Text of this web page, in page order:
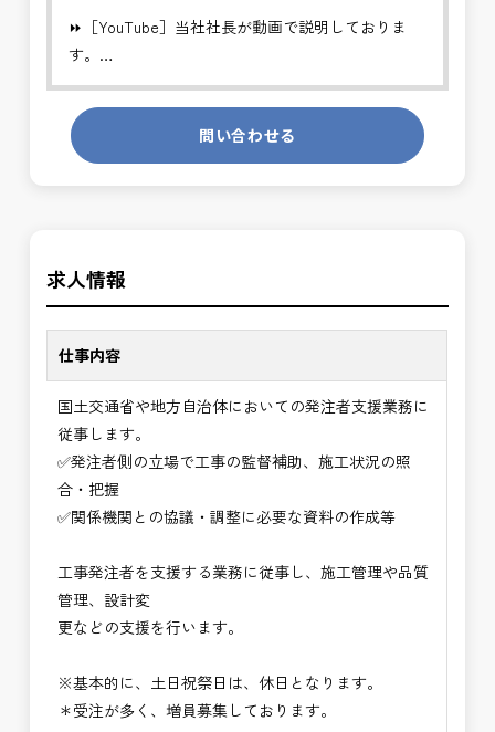
質管理、設計変
更などの支援を行います。
※基本的に、土日祝祭日は、休日となります。
＊受注が多く、増員募集しております。
か？
⏩［YouTube］当社社長が動画で説明しておりま
す。
https://youtube.com/channel/
発注者側の立場で業務を行う、やりがいのあるお仕
事です。
長期的にお仕事が出来る方を募集しております。
✅ストレスのない、上下関係を気にしなくてもよい
職場環境
✅「仕事のやりがい」と「賃金」のバランスを大切
に致します。
⭐＝＝お祝い金100,000円＝＝⭐
※お祝い金の支給条件は、入社より3ヶ月経過され
た方が対象となります。
その他支給条件の詳細については、問い合わせくだ
さい。
■勤務地について、ご希望のある方は別途ご相談く
ださい。
国土交通省、地方自治体
■発注者支援業務＜希望する業務をお選びくださ
い。＞
問い合わせる
求人情報
仕事内容
国土交通省や地方自治体においての発注者支援業務に
従事します。
✅発注者側の立場で工事の監督補助、施工状況の照
合・把握
✅関係機関との協議・調整に必要な資料の作成等
工事発注者を支援する業務に従事し、施工管理や品質
管理、設計変
更などの支援を行います。
※基本的に、土日祝祭日は、休日となります。
＊受注が多く、増員募集しております。